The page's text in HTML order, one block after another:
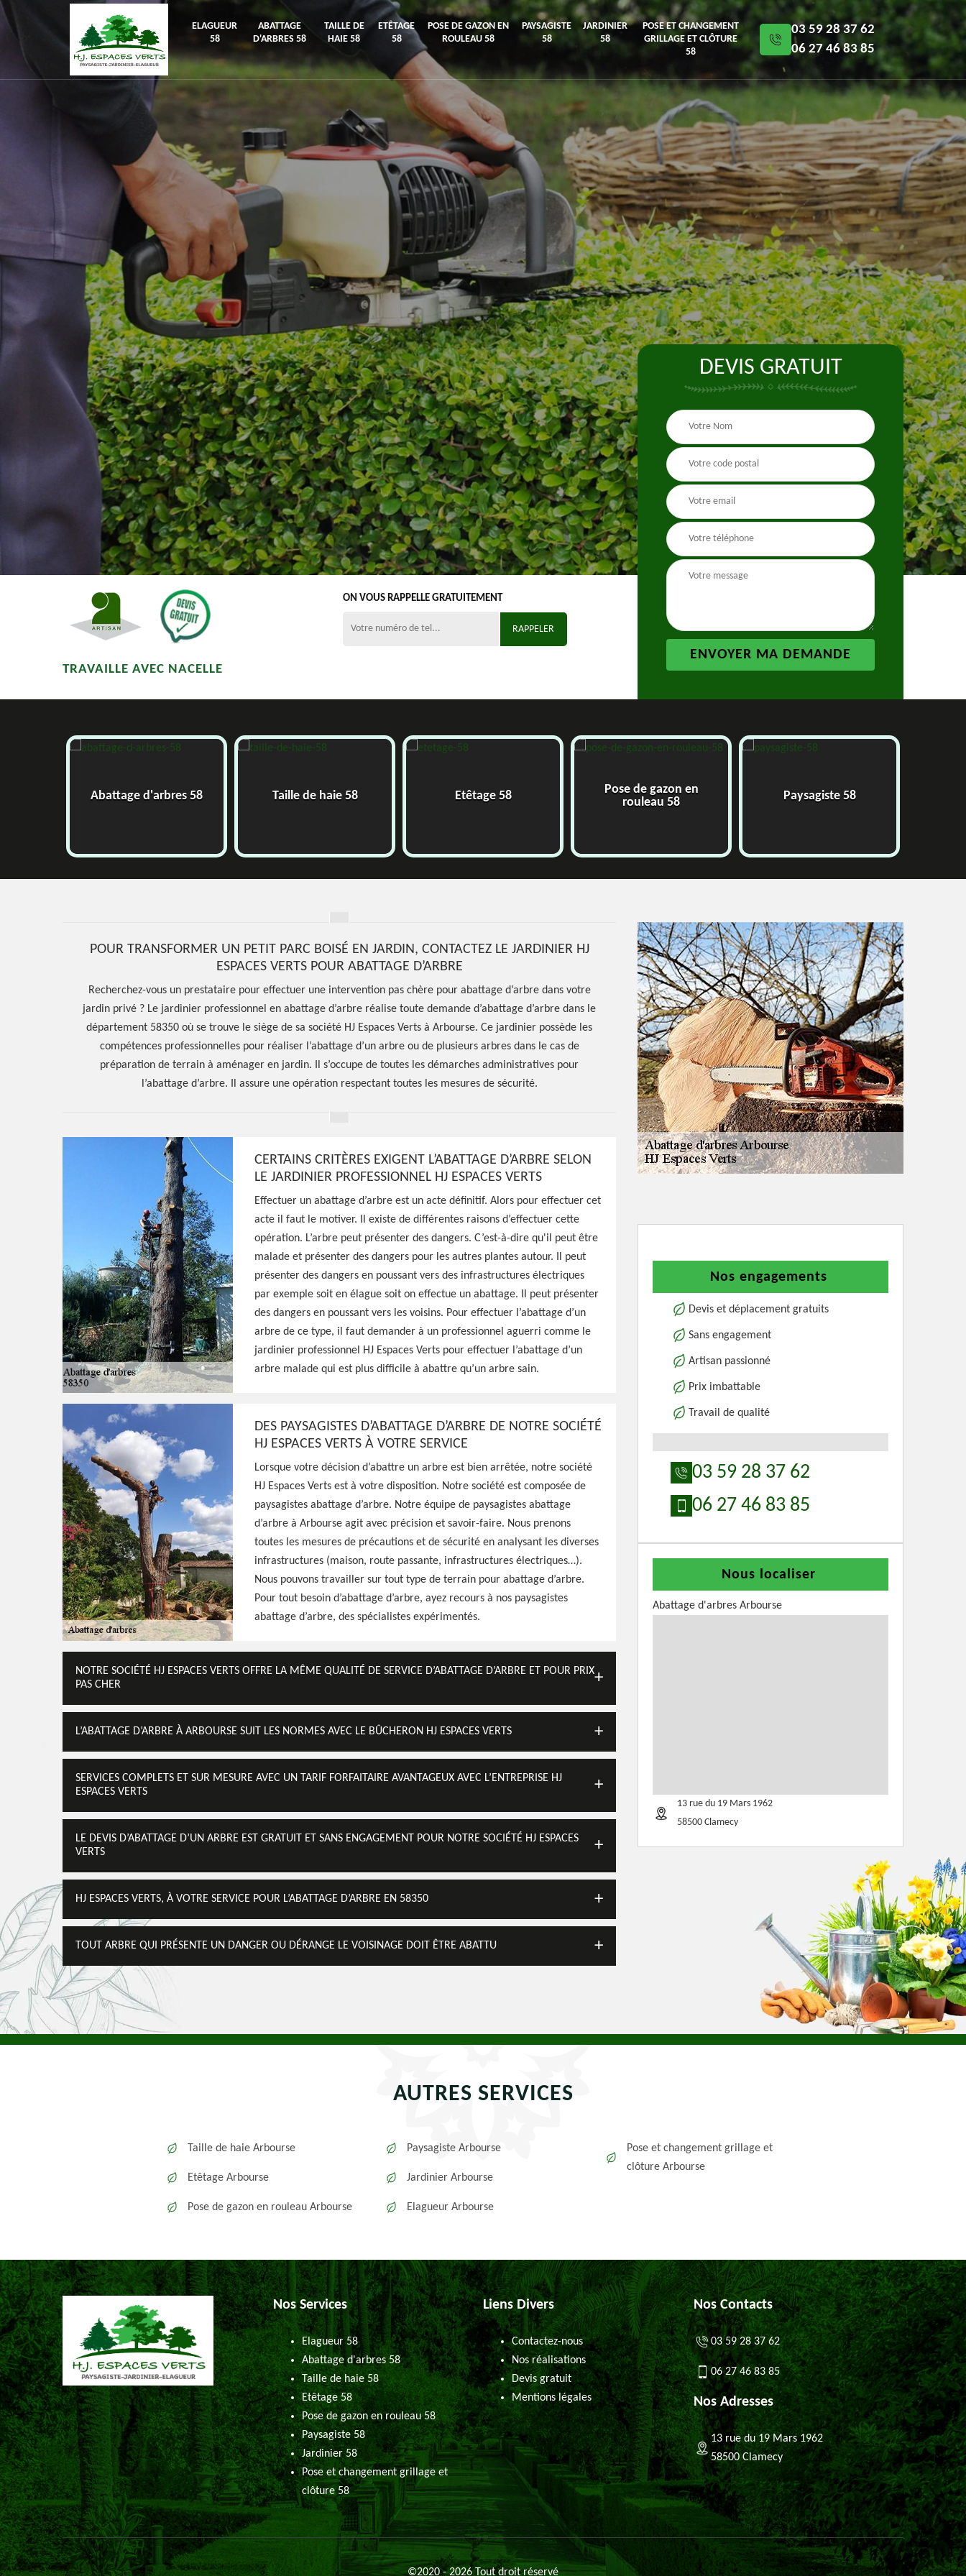
ELAGUEUR
58
ABATTAGE
D'ARBRES 58
TAILLE DE
HAIE 58
ETÊTAGE
58
POSE DE GAZON EN
ROULEAU 58
PAYSAGISTE
58
JARDINIER
58
POSE ET CHANGEMENT
GRILLAGE ET CLÔTURE
58
03 59 28 37 62
06 27 46 83 85
Hoerter Joseph Elagage 58
Entreprise abattage
d'arbres Arbourse 58350
HJ Espaces Verts est un jardinier professionnel à Arbourse 58350 qui
propose ses services pour s'occuper de l'abattage de vos arbres,
prends les précautions nécessaires pour ce faire
Voir Nos Realisations
TRAVAILLE AVEC NACELLE
ON VOUS RAPPELLE GRATUITEMENT
DEVIS GRATUIT
Abattage d'arbres 58 Taille de haie 58 Etêtage 58
Pose de gazon en
rouleau 58
Paysagiste 58
POUR TRANSFORMER UN PETIT PARC BOISÉ EN JARDIN, CONTACTEZ LE JARDINIER HJ
ESPACES VERTS POUR ABATTAGE D’ARBRE
Recherchez-vous un prestataire pour effectuer une intervention pas chère pour abattage d’arbre dans votre
jardin privé ? Le jardinier professionnel en abattage d’arbre réalise toute demande d’abattage d’arbre dans le
département 58350 où se trouve le siège de sa société HJ Espaces Verts à Arbourse. Ce jardinier possède les
compétences professionnelles pour réaliser l’abattage d’un arbre ou de plusieurs arbres dans le cas de
préparation de terrain à aménager en jardin. Il s’occupe de toutes les démarches administratives pour
l’abattage d’arbre. Il assure une opération respectant toutes les mesures de sécurité.
CERTAINS CRITÈRES EXIGENT L’ABATTAGE D’ARBRE SELON
LE JARDINIER PROFESSIONNEL HJ ESPACES VERTS
Effectuer un abattage d’arbre est un acte définitif. Alors pour effectuer cet
acte il faut le motiver. Il existe de différentes raisons d’effectuer cette
opération. L’arbre peut présenter des dangers. C’est-à-dire qu'il peut être
malade et présenter des dangers pour les autres plantes autour. Il peut
présenter des dangers en poussant vers des infrastructures électriques
par exemple soit en élague soit on effectue un abattage. Il peut présenter
des dangers en poussant vers les voisins. Pour effectuer l’abattage d’un
arbre de ce type, il faut demander à un professionnel aguerri comme le
jardinier professionnel HJ Espaces Verts pour effectuer l’abattage d’un
arbre malade qui est plus difficile à abattre qu’un arbre sain.
DES PAYSAGISTES D’ABATTAGE D’ARBRE DE NOTRE SOCIÉTÉ
HJ ESPACES VERTS À VOTRE SERVICE
Lorsque votre décision d’abattre un arbre est bien arrêtée, notre société
HJ Espaces Verts est à votre disposition. Notre société est composée de
paysagistes abattage d’arbre. Notre équipe de paysagistes abattage
d’arbre à Arbourse agit avec précision et savoir-faire. Nous prenons
toutes les mesures de précautions et de sécurité en analysant les diverses
infrastructures (maison, route passante, infrastructures électriques…).
Nous pouvons travailler sur tout type de terrain pour abattage d’arbre.
Pour tout besoin d’abattage d’arbre, ayez recours à nos paysagistes
abattage d’arbre, des spécialistes expérimentés.
NOTRE SOCIÉTÉ HJ ESPACES VERTS OFFRE LA MÊME QUALITÉ DE SERVICE D’ABATTAGE D’ARBRE ET POUR PRIX
PAS CHER
L’ABATTAGE D’ARBRE À ARBOURSE SUIT LES NORMES AVEC LE BÛCHERON HJ ESPACES VERTS
SERVICES COMPLETS ET SUR MESURE AVEC UN TARIF FORFAITAIRE AVANTAGEUX AVEC L’ENTREPRISE HJ
ESPACES VERTS
LE DEVIS D’ABATTAGE D’UN ARBRE EST GRATUIT ET SANS ENGAGEMENT POUR NOTRE SOCIÉTÉ HJ ESPACES
VERTS
HJ ESPACES VERTS, À VOTRE SERVICE POUR L’ABATTAGE D’ARBRE EN 58350
TOUT ARBRE QUI PRÉSENTE UN DANGER OU DÉRANGE LE VOISINAGE DOIT ÊTRE ABATTU
Nos engagements
Devis et déplacement gratuits
Sans engagement
Artisan passionné
Prix imbattable
Travail de qualité
03 59 28 37 62
06 27 46 83 85
Nous localiser
Abattage d'arbres Arbourse
13 rue du 19 Mars 1962
58500 Clamecy
AUTRES SERVICES
Taille de haie Arbourse
Etêtage Arbourse
Pose de gazon en rouleau Arbourse
Paysagiste Arbourse
Jardinier Arbourse
Elagueur Arbourse
Pose et changement grillage et
clôture Arbourse
Nos Services
Elagueur 58
Abattage d'arbres 58
Taille de haie 58
Etêtage 58
Pose de gazon en rouleau 58
Paysagiste 58
Jardinier 58
Pose et changement grillage et
clôture 58
Liens Divers
Contactez-nous
Nos réalisations
Devis gratuit
Mentions légales
Nos Contacts
03 59 28 37 62
06 27 46 83 85
Nos Adresses
13 rue du 19 Mars 1962
58500 Clamecy
©2020 - 2026 Tout droit réservé